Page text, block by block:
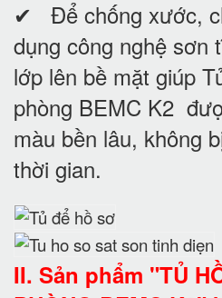
✔ Để chống xước,
dụng công nghệ sơn
lớp lên bề mặt giúp
phòng BEMC K2
màu bền lâu, không
thời gian.
II. Sản phẩm "TỦ